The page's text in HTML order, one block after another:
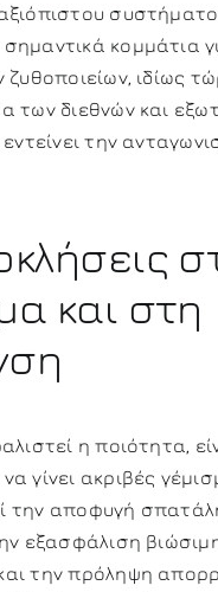
κομμάτια
ζυθοποιείων, ιδίως
των διεθνών και
την
και στη
η ποιότητα,
γίνει ακριβές
την αποφυγή
εξασφάλιση
την πρόληψη